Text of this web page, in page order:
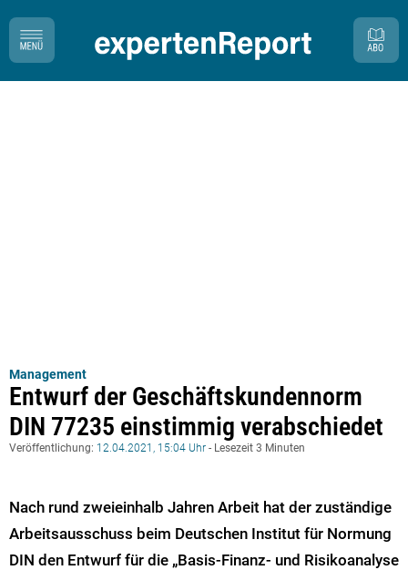
Management
Entwurf der Geschäftskundennorm
DIN 77235 einstimmig verabschiedet
Veröffentlichung: 12.04.2021, 15:04 Uhr - Lesezeit 3 Minuten
Nach rund zweieinhalb Jahren Arbeit hat der zuständige
Arbeitsausschuss beim Deutschen Institut für Normung
DIN den Entwurf für die „Basis-Finanz- und Risikoanalyse